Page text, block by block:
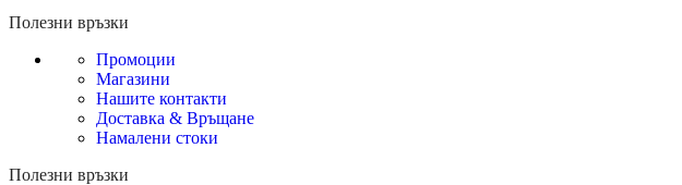
Полезни връзки
Промоции
Магазини
Нашите контакти
Доставка & Връщане
Намалени стоки
Полезни връзки